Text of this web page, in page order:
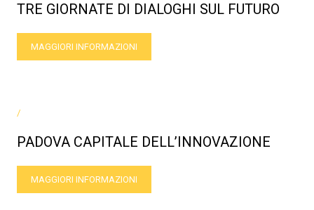
TRE GIORNATE DI DIALOGHI SUL FUTURO
MAGGIORI INFORMAZIONI
/
PADOVA CAPITALE DELL’INNOVAZIONE
MAGGIORI INFORMAZIONI